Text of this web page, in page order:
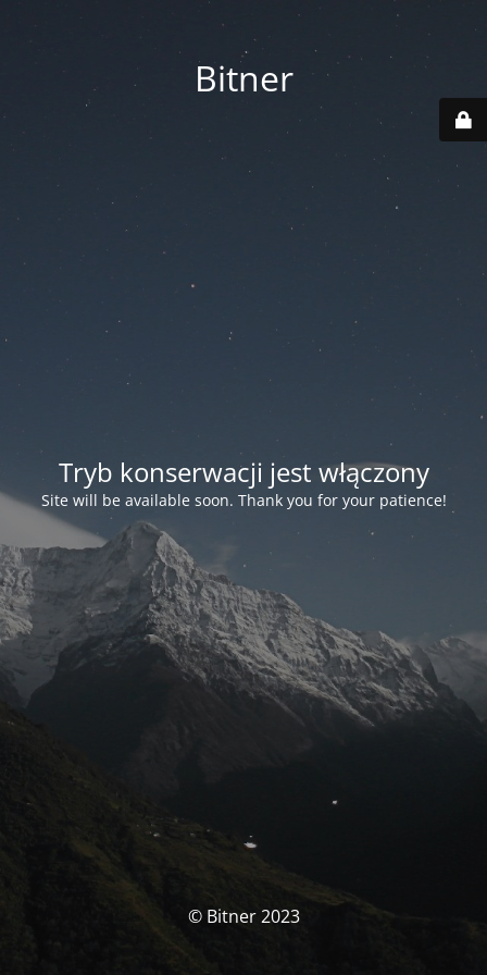
Bitner
Tryb konserwacji jest włączony
Site will be available soon. Thank you for your patience!
© Bitner 2023